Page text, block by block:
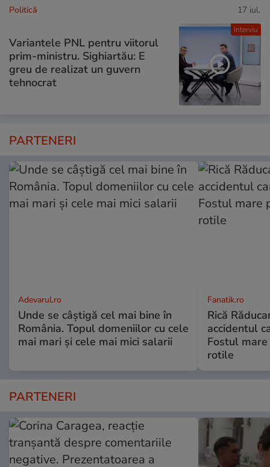
Interviu
Politică 17 iul.
Variantele PNL pentru viitorul
prim-ministru. Sighiartău: E
greu de realizat un guvern
tehnocrat
PARTENERI
Adevarul.ro
Unde se câștigă cel mai bine în
România. Topul domeniilor cu cele
mai mari și cele mai mici salarii
Fanatik.ro
Rică
accidentul
Fostul
rotile
PARTENERI